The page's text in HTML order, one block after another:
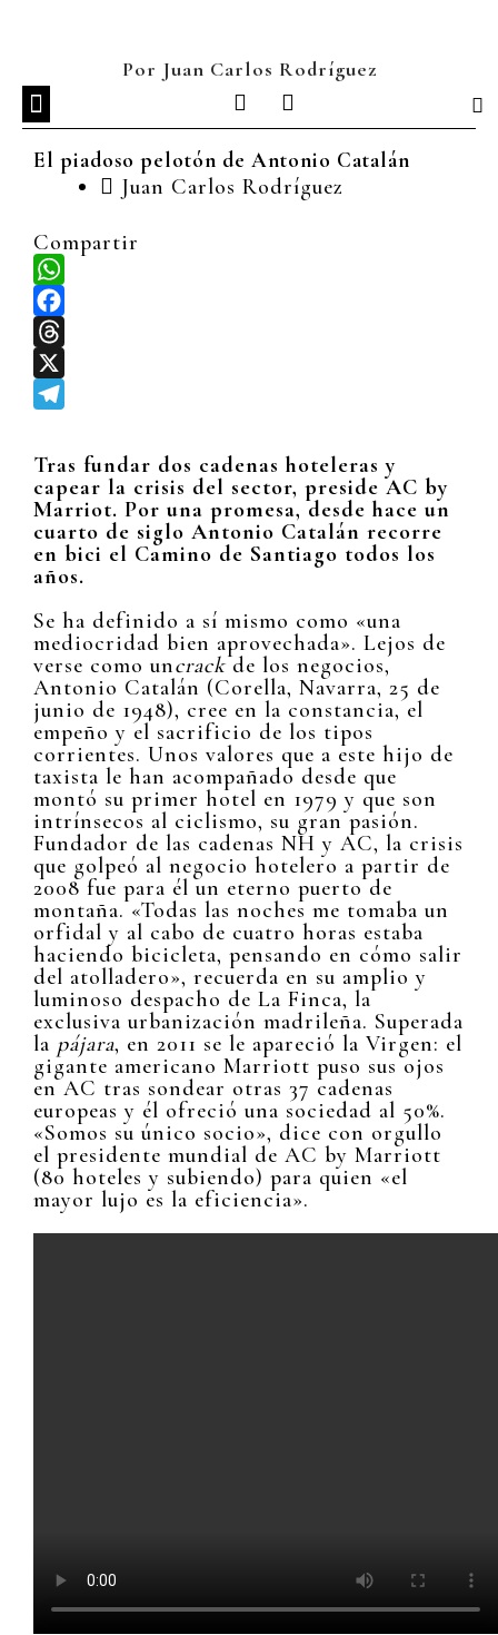
Por Juan Carlos Rodríguez
I
n
t
a
L
i
k
e
El piadoso pelotón de Antonio Catalán
Juan Carlos Rodríguez
Compartir
WhatsApp
Facebook
Threads
X
Tras fundar dos cadenas hoteleras y
capear la crisis del sector, preside AC by
Marriot. Por una promesa, desde hace un
cuarto de siglo Antonio Catalán recorre
en bici el Camino de Santiago todos los
años.
Se ha definido a sí mismo como «una
mediocridad bien aprovechada». Lejos de
verse como uncrackde los negocios,
Antonio Catalán (Corella, Navarra, 25 de
junio de 1948), cree en la constancia, el
empeño y el sacrificio de los tipos
corrientes. Unos valores que a este hijo de
taxista le han acompañado desde que
montó su primer hotel en 1979 y que son
intrínsecos al ciclismo, su gran pasión.
Fundador de las cadenas NH y AC, la crisis
que golpeó al negocio hotelero a partir de
2008 fue para él un eterno puerto de
montaña. «Todas las noches me tomaba un
orfidal y al cabo de cuatro horas estaba
haciendo bicicleta, pensando en cómo salir
del atolladero», recuerda en su amplio y
luminoso despacho de La Finca, la
exclusiva urbanización madrileña. Superada
la pájara, en 2011 se le apareció la Virgen: el
gigante americano Marriott puso sus ojos
en AC tras sondear otras 37 cadenas
europeas y él ofreció una sociedad al 50%.
«Somos su único socio», dice con orgullo
el presidente mundial de AC by Marriott
(80 hoteles y subiendo) para quien «el
mayor lujo es la eficiencia».